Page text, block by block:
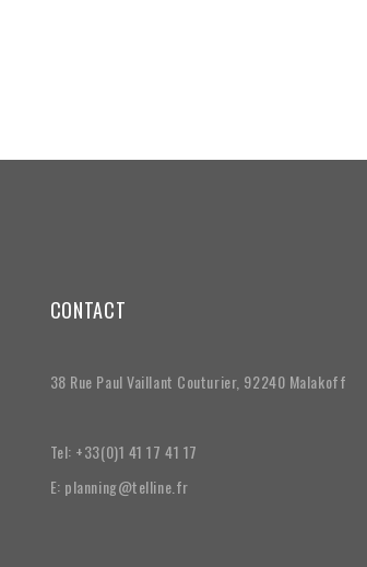
CONTACT
38 Rue Paul Vaillant Couturier, 92240 Malakoff
Tel: +33(0)1 41 17 41 17
E: planning@telline.fr